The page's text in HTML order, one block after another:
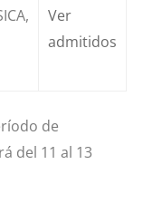
Ver
admitidos
de
del 11 al 13